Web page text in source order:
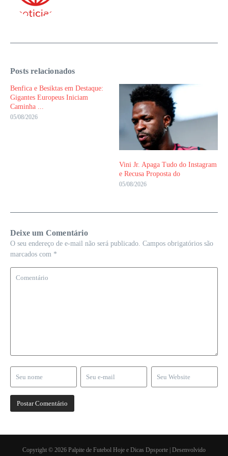
Posts relacionados
Benfica e Besiktas em Destaque:
Gigantes Europeus Iniciam
Caminha ...
05/08/2026
Vini Jr. Apaga Tudo do Instagram
e Recusa Proposta do
05/08/2026
Deixe um Comentário
O seu endereço de e-mail não será publicado. Campos obrigatórios são
marcados com *
Copyright © 2026 Palpite de Futebol Hoje e Dicas Dpsporte | Desenvolvido